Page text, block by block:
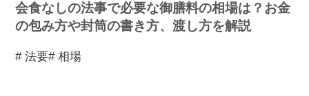
会食なしの法事で必要な御膳料の相場は？お金
の包み方や封筒の書き方、渡し方を解説
# 法要# 相場